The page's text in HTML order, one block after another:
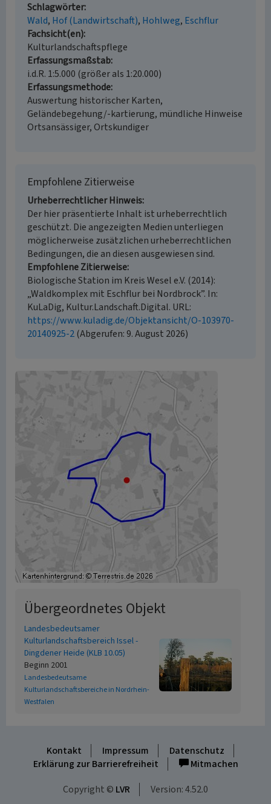
Schlagwörter
Wald Hof (Landwirtschaft) Hohlweg Eschflur
Fachsicht(en)
Kulturlandschaftspflege
Erfassungsmaßstab
i.d.R. 1:5.000 (größer als 1:20.000)
Erfassungsmethode
Auswertung historischer Karten,
Geländebegehung/-kartierung, mündliche Hinweise
Ortsansässiger, Ortskundiger
Empfohlene Zitierweise
Urheberrechtlicher Hinweis
Der hier präsentierte Inhalt ist urheberrechtlich
geschützt. Die angezeigten Medien unterliegen
möglicherweise zusätzlichen urheberrechtlichen
Bedingungen, die an diesen ausgewiesen sind.
Empfohlene Zitierweise
Biologische Station im Kreis Wesel e.V. (2014):
„Waldkomplex mit Eschflur bei Nordbrock”. In:
KuLaDig, Kultur.Landschaft.Digital. URL:
https://www.kuladig.de/Objektansicht/O-103970-
20140925-2(Abgerufen: 9. August 2026)
Übergeordnetes Objekt
Landesbedeutsamer
Kulturlandschaftsbereich Issel -
Dingdener Heide (KLB 10.05)
Beginn 2001
Landesbedeutsame
Kulturlandschaftsbereiche in Nordrhein-
Westfalen
Kontakt Impressum
Datenschutz
Erklärung zur Barrierefreiheit
Mitmachen
Copyright © LVR Version: 4.52.0